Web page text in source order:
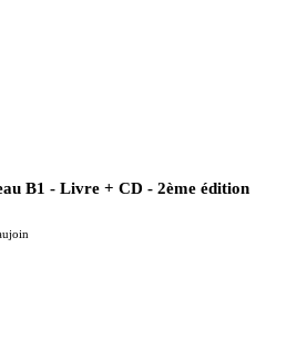
B1 - Livre + CD - 2ème édition